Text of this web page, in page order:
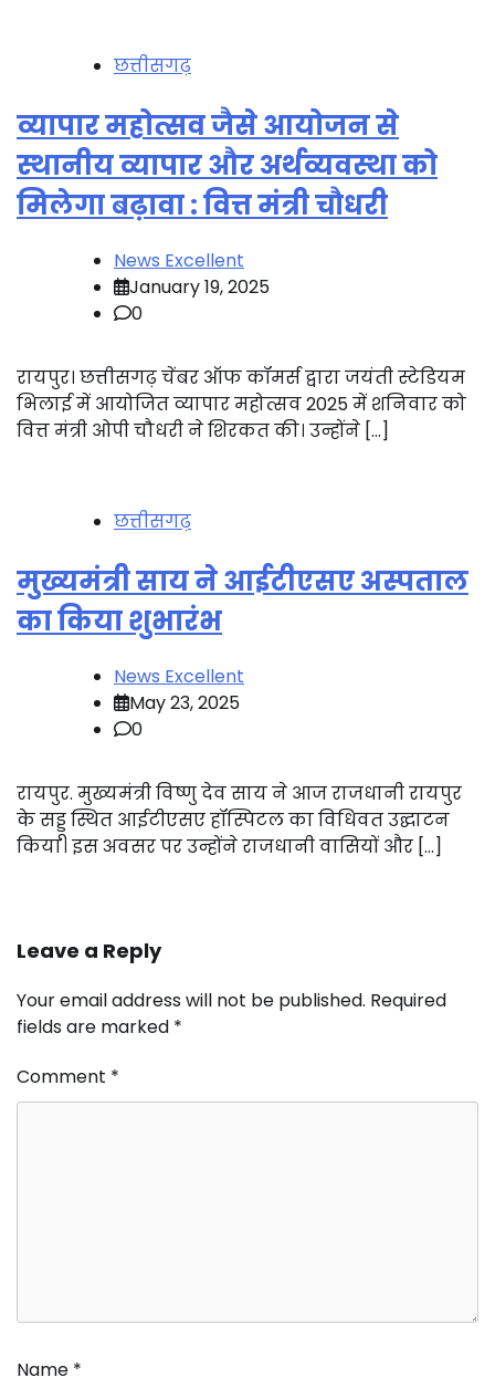
छत्तीसगढ़
व्यापार महोत्सव जैसे आयोजन से
स्थानीय व्यापार और अर्थव्यवस्था को
मिलेगा बढ़ावा : वित्त मंत्री चौधरी
News Excellent
January 19, 2025
0
रायपुर। छत्तीसगढ़ चेंबर ऑफ कॉमर्स द्वारा जयंती स्टेडियम
भिलाई में आयोजित व्यापार महोत्सव 2025 में शनिवार को
वित्त मंत्री ओपी चौधरी ने शिरकत की। उन्होंने […]
छत्तीसगढ़
मुख्यमंत्री साय ने आईटीएसए अस्पताल
का किया शुभारंभ
News Excellent
May 23, 2025
0
रायपुर. मुख्यमंत्री विष्णु देव साय ने आज राजधानी रायपुर
के सड्डू स्थित आईटीएसए हॉस्पिटल का विधिवत उद्घाटन
किया। इस अवसर पर उन्होंने राजधानी वासियों और […]
Leave a Reply
Your email address will not be published. Required
fields are marked *
Comment *
Name *